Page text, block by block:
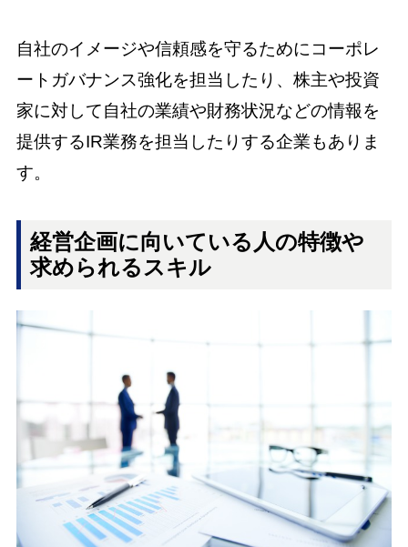
自社のイメージや信頼感を守るためにコーポレ
ートガバナンス強化を担当したり、株主や投資
家に対して自社の業績や財務状況などの情報を
提供するIR業務を担当したりする企業もありま
す。
経営企画に向いている人の特徴や
求められるスキル